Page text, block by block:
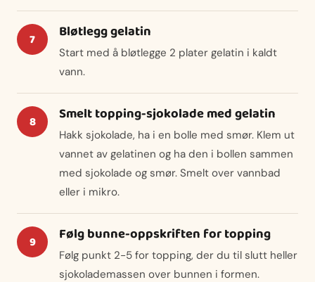
Bløtlegg gelatin
Start med å bløtlegge 2 plater gelatin i kaldt
vann.
Smelt topping-sjokolade med gelatin
Hakk sjokolade, ha i en bolle med smør. Klem ut
vannet av gelatinen og ha den i bollen sammen
med sjokolade og smør. Smelt over vannbad
eller i mikro.
Følg bunne-oppskriften for topping
Følg punkt 2-5 for topping, der du til slutt heller
sjokolademassen over bunnen i formen.